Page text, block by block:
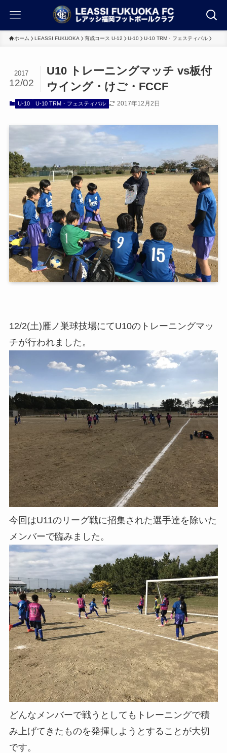
ホーム LEASSI FUKUOKA 育成コース U-12 U-10 U-10 TRM・フェスティバル
U10 トレーニングマッチ vs板付
ウイング・けご・FCCF
2017
12/02
U-10 U-10 TRM・フェスティバル 2017年12月2日
12/2(土)雁ノ巣球技場にてU10のトレーニングマッ
チが行われました。
今回はU11のリーグ戦に招集された選手達を除いた
メンバーで臨みました。
どんなメンバーで戦うとしてもトレーニングで積
み上げてきたものを発揮しようとすることが大切
です。